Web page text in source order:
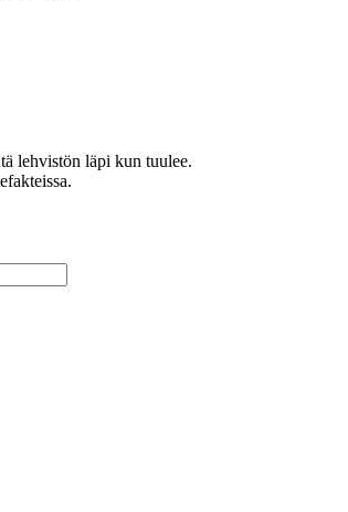
lehvistön läpi kun tuulee.